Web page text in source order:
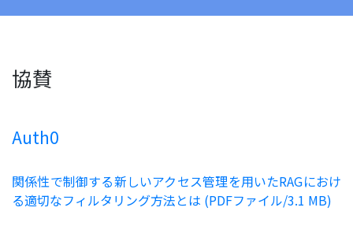
協賛
Auth0
関係性で制御する新しいアクセス管理を用いたRAGにおけ
る適切なフィルタリング方法とは (PDFファイル/3.1 MB)